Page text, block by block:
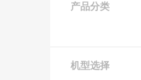
产品分类
机型选择